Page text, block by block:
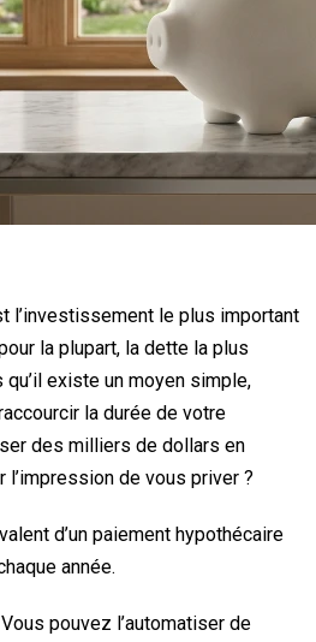
l’investissement le plus important
la plupart, la dette la plus
existe un moyen simple,
la durée de votre
des milliers de dollars en
l’impression de vous priver ?
d’un paiement hypothécaire
année.
pouvez l’automatiser de